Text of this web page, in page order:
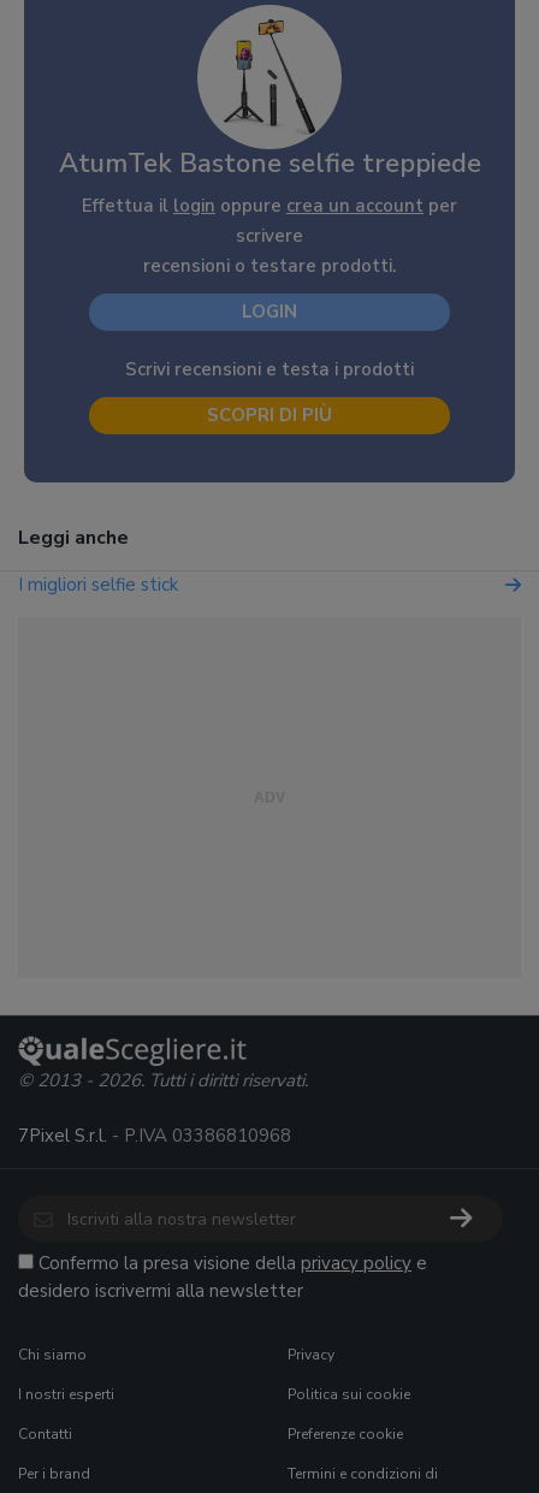
AtumTek Bastone selfie treppiede
Effettua il login oppure crea un account per
scrivere
recensioni o testare prodotti.
LOGIN
Scrivi recensioni e testa i prodotti
SCOPRI DI PIÙ
Leggi anche
I migliori selfie stick
© 2013 - 2026. Tutti i diritti riservati.
7Pixel S.r.l. - P.IVA 03386810968
Confermo la presa visione della privacy policy e
desidero iscrivermi alla newsletter
Chi siamo
I nostri esperti
Contatti
Per i brand
Privacy
Politica sui cookie
Preferenze cookie
Termini e condizioni di